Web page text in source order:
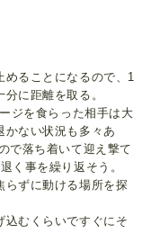
めることになるので、1
に距離を取る。
ジを食らった相手は大
かない状況も多々あ
で落ち着いて迎え撃て
く事を繰り返そう。
らずに動ける場所を探
込むくらいですぐにそ